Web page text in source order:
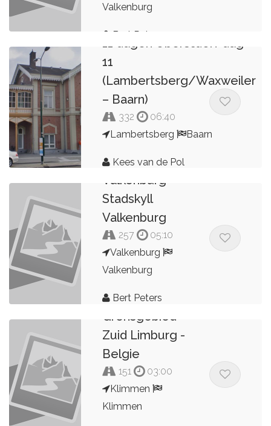
Valkenburg
Bert Peters
11 dagen Oberstdorf dag
11
(Lambertsberg/Waxweiler
– Baarn)
332
06:40
Lambertsberg
Baarn
Kees van de Pol
Valkenburg
Stadskyll
Valkenburg
257
05:10
Valkenburg
Valkenburg
Bert Peters
Grensgebied
Zuid Limburg -
Belgie
151
03:00
Klimmen
Klimmen